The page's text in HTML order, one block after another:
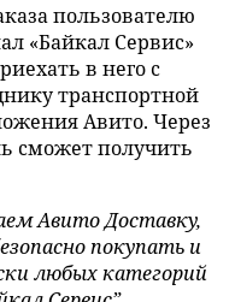
пользователю
«Байкал Сервис»
в него с
транспортной
Авито. Через
сможет получить
Авито Доставку,
покупать и
любых категорий